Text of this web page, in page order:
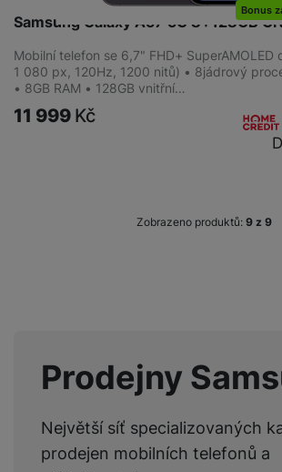
Samsung Galaxy A57 5G 8+128GB
Bonus
Mobilní telefon se 6,7" FHD+ SuperAMOLED
1 080 px, 120Hz, 1200 nitů) • 8jádrový
• 8GB RAM • 128GB vnitřní…
11 999 Kč
Zobrazeno produktů: z 9
Prodejny
Největší síť specializovaných
prodejen mobilních telefonů a